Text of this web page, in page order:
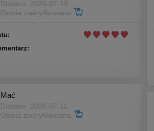
Dodano: 2026-07-19
Opinia zweryfikowana
Mać
Dodano: 2026-07-11
Opinia zweryfikowana